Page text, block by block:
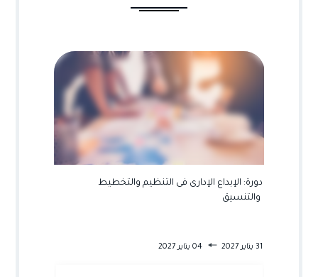
دورة: العمليات الادارية لغير الاداريين
04 يناير 2027 08 يناير 2027